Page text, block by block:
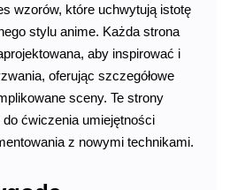
wzorów, które uchwytują istotę
stylu anime. Każda strona
aby inspirować i
oferując szczegółowe
sceny. Te strony
ćwiczenia umiejętności
z nowymi technikami.